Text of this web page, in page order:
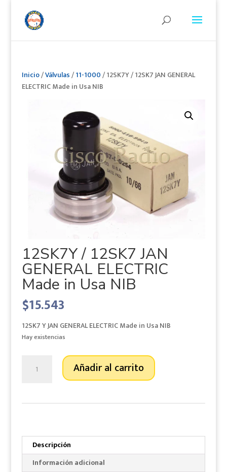
Inicio/Válvulas/11-1000/ 12SK7Y / 12SK7 JAN GENERAL
ELECTRIC Made in Usa NIB
12SK7Y / 12SK7 JAN
GENERAL ELECTRIC
Made in Usa NIB
$15.543
12SK7 Y JAN GENERAL ELECTRIC Made in Usa NIB
Hay existencias
GENERAL
Usa
Añadir al carrito
Descripción
Información adicional